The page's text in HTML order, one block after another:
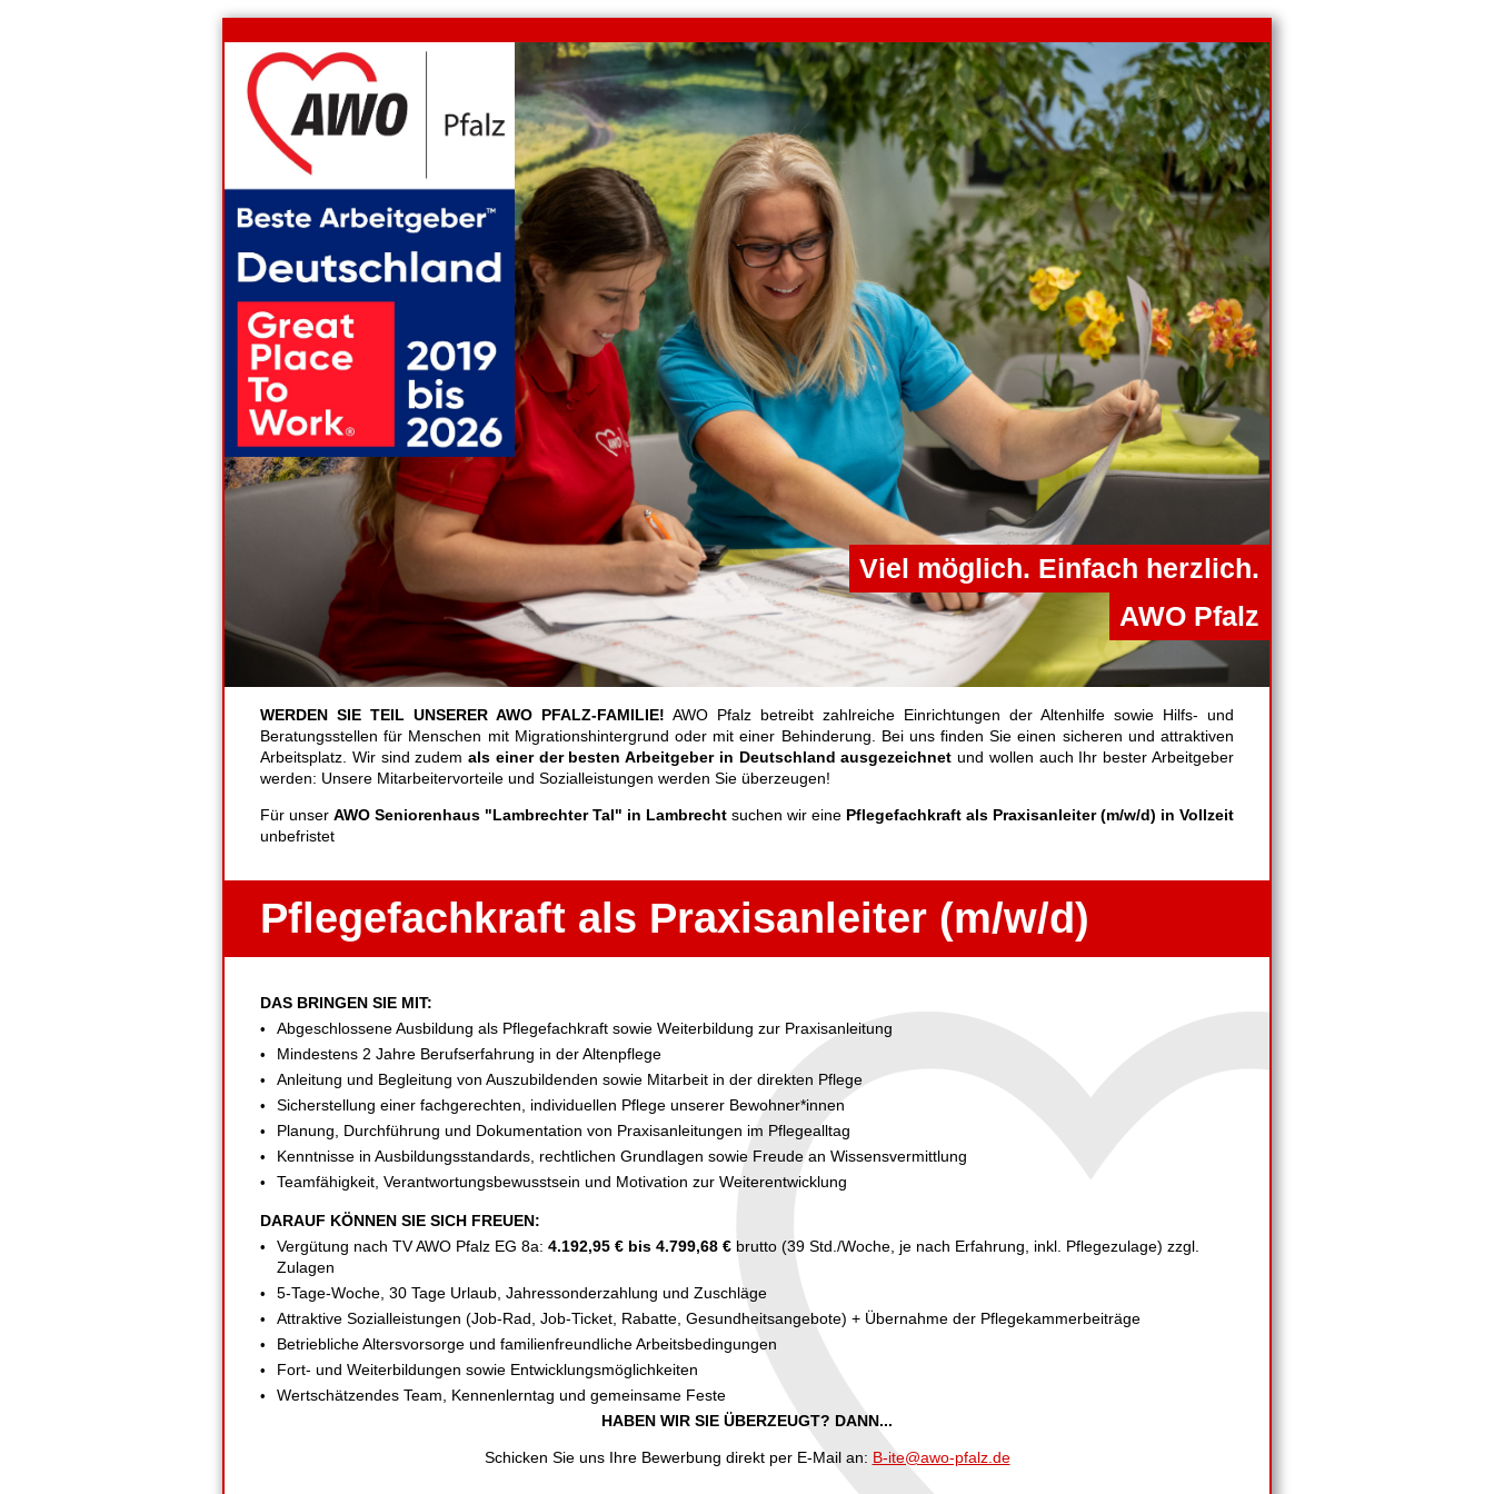
Viel möglich. Einfach herzlich.
AWO Pfalz
WERDEN SIE TEIL UNSERER AWO PFALZ-FAMILIE! AWO Pfalz betreibt zahlreiche Einrichtungen der Altenhilfe sowie Hilfs- und
Beratungsstellen für Menschen mit Migrationshintergrund oder mit einer Behinderung. Bei uns finden Sie einen sicheren und attraktiven
Arbeitsplatz. Wir sind zudemals einer der besten Arbeitgeber in Deutschland ausgezeichnet und wollen auch Ihr bester Arbeitgeber
werden: Unsere Mitarbeitervorteile und Sozialleistungen werden Sie überzeugen!
Für unser AWO Seniorenhaus "Lambrechter Tal" in Lambrecht suchen wir eine Pflegefachkraft als Praxisanleiter (m/w/d) in Vollzeit
unbefristet
Pflegefachkraft als Praxisanleiter (m/w/d)
DAS BRINGEN SIE MIT:
Abgeschlossene Ausbildung als Pflegefachkraft sowie Weiterbildung zur Praxisanleitung
Mindestens 2 Jahre Berufserfahrung in der Altenpflege
Anleitung und Begleitung von Auszubildenden sowie Mitarbeit in der direkten Pflege
Sicherstellung einer fachgerechten, individuellen Pflege unserer Bewohner*innen
Planung, Durchführung und Dokumentation von Praxisanleitungen im Pflegealltag
Kenntnisse in Ausbildungsstandards, rechtlichen Grundlagen sowie Freude an Wissensvermittlung
Teamfähigkeit, Verantwortungsbewusstsein und Motivation zur Weiterentwicklung
DARAUF KÖNNEN SIE SICH FREUEN:
Vergütung nach TV AWO Pfalz EG 8a: 4.192,95 € bis 4.799,68 € brutto (39 Std./Woche, je nach Erfahrung, inkl. Pflegezulage) zzgl.
Zulagen
5-Tage-Woche, 30 Tage Urlaub, Jahressonderzahlung und Zuschläge
Attraktive Sozialleistungen (Job-Rad, Job-Ticket, Rabatte, Gesundheitsangebote) + Übernahme der Pflegekammerbeiträge
Betriebliche Altersvorsorge und familienfreundliche Arbeitsbedingungen
Fort- und Weiterbildungen sowie Entwicklungsmöglichkeiten
Wertschätzendes Team, Kennenlerntag und gemeinsame Feste
HABEN WIR SIE ÜBERZEUGT? DANN...
Schicken Sie uns Ihre Bewerbung direkt per E-Mail an: B-ite@awo-pfalz.de